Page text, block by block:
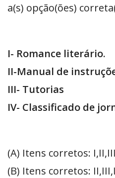
a(s) opção(ões)
I- Romance literário.
II-Manual de
III- Tutorias
IV- Classificado de
(A) Itens corretos:
(B) Itens corretos: